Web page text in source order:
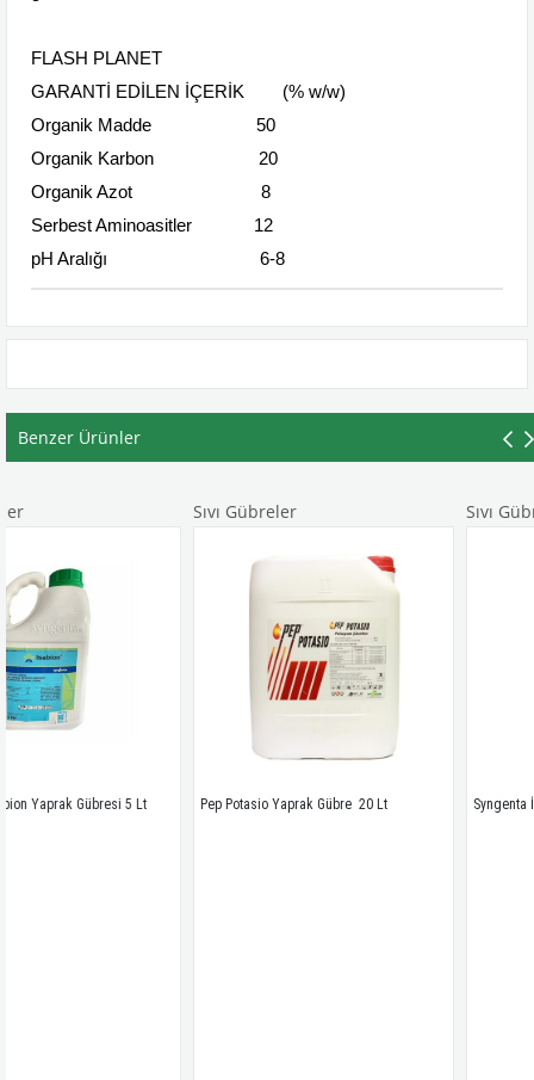
FLASH PLANET
GARANTİ EDİLEN İÇERİK (% w/w)
Organik Madde 50
Organik Karbon 20
Organik Azot 8
Serbest Aminoasitler 12
pH Aralığı 6-8
Benzer Ürünler
5 Lt
Sıvı Gübreler
Pep Potasio Yaprak Gübre  20 Lt
Sıvı Gübreler
Syngenta İsabion Yaprak